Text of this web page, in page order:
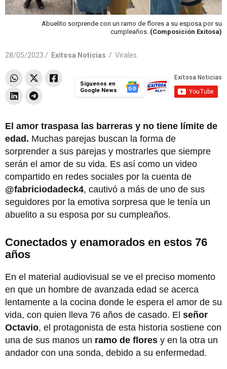
Abuelito sorprende con un ramo de flores a su esposa por su
cumpleaños. (Composición Exitosa)
28/05/2023 / Exitosa Noticias / Virales
Síguenos en
Google News
El amor traspasa las barreras y no tiene límite de
edad. Muchas parejas buscan la forma de
sorprender a sus parejas y mostrarles que siempre
serán el amor de su vida. Es así como un video
compartido en redes sociales por la cuenta de
@fabriciodadeck4, cautivó a más de uno de sus
seguidores por la emotiva sorpresa que le tenía un
abuelito a su esposa por su cumpleaños.
Conectados y enamorados en estos 76
años
En el material audiovisual se ve el preciso momento
en que un hombre de avanzada edad se acerca
lentamente a la cocina donde le espera el amor de su
vida, con quien lleva 76 años de casado. El señor
Octavio, el protagonista de esta historia sostiene con
una de sus manos un ramo de flores y en la otra un
andador con una sonda, debido a su enfermedad.